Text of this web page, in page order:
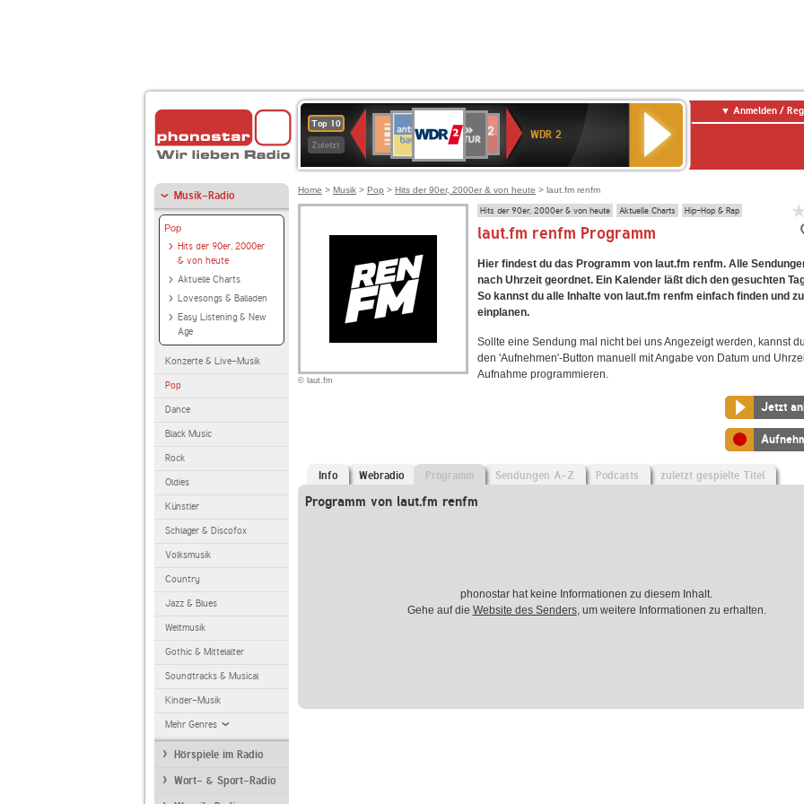
Top 10
Zuletzt
Deutschlandfunk
90er
OLDIE
ANTENNE
4
KLASSIK
Deutschlandfunk
KulturBAYERN
2
Kultur
NDR
2
WDR 2
Anmelden /
Musik-Radio
Pop
Hits der 90er, 2000er
& von heute
Aktuelle Charts
Lovesongs & Balladen
Easy Listening & New
Age
Konzerte & Live-Musik
Pop
Dance
Black Music
Rock
Oldies
Künstler
Schlager & Discofox
Volksmusik
Country
Jazz & Blues
Weltmusik
Gothic & Mittelalter
Soundtracks & Musical
Kinder-Musik
Mehr Genres
Hörspiele im Radio
Wort- & Sport-Radio
Home > Musik > Pop > Hits der 90er, 2000er & von heute > laut.fm renfm
© laut.fm
Hits der 90er, 2000er & von heute Aktuelle Charts Hip-Hop & Rap
laut.fm renfm Programm
Hier findest du das Programm von laut.fm renfm. Alle
nach Uhrzeit geordnet. Ein Kalender läßt dich den gesuchten
So kannst du alle Inhalte von laut.fm renfm einfach finden und
einplanen.
Sollte eine Sendung mal nicht bei uns Angezeigt werden, kannst
den 'Aufnehmen'-Button manuell mit Angabe von Datum und
Aufnahme programmieren.
Jetzt
Info Webradio Programm Sendungen A-Z Podcasts zuletzt gespielte Titel
Programm von laut.fm renfm
phonostar hat keine Informationen zu diesem Inhalt.
Gehe auf die Website des Senders, um weitere Informationen zu erhalten.